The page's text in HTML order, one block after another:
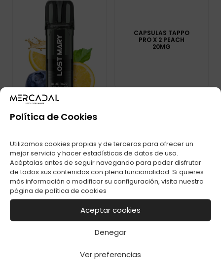
Política de Cookies
Utilizamos cookies propias y de terceros para ofrecer un
mejor servicio y hacer estadísticas de datos de uso.
Acéptalas antes de seguir navegando para poder disfrutar
de todos sus contenidos con plena funcionalidad. Si quieres
más información o modificar su configuración, visita nuestra
página de política de cookies
Aceptar cookies
Denegar
Ver preferencias
TAPPO PRO X 1 BLUE
RAZZ LEMONADE
20MG
CAPSULAS TAPPO
PRO X 2 PEACH
20MG
CAPSULAS TAPPO